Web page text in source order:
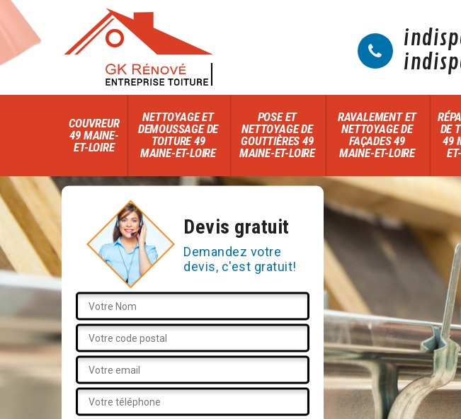
COUVREUR
49 MAINE-
ET-LOIRE
NETTOYAGE ET
DEMOUSSAGE DE
TOITURE 49
MAINE-ET-LOIRE
POSE ET
NETTOYAGE DE
GOUTTIÈRES 49
MAINE-ET-LOIRE
RAVALEMENT ET
NETTOYAGE DE
FAÇADES 49
MAINE-ET-LOIRE
DE
49
Devis gratuit
Demandez votre
devis, c'est gratuit!